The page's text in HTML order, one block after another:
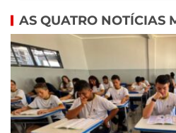
AS QUATRO NOTÍCIAS